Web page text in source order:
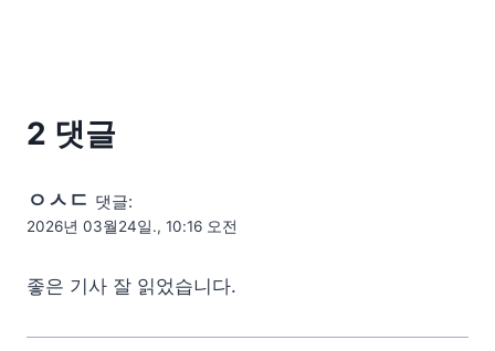
2 댓글
ㅇㅅㄷ 댓글:
2026년 03월24일., 10:16 오전
좋은 기사 잘 읽었습니다.